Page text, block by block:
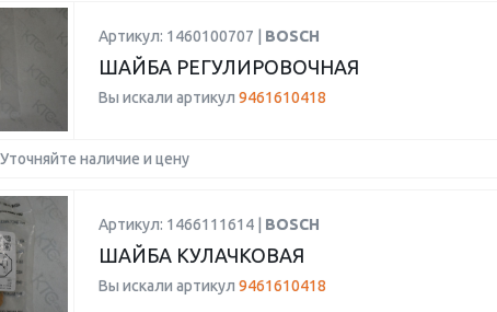
Артикул: 1460100707 | BOSCH
ШАЙБА РЕГУЛИРОВОЧНАЯ
Вы искали артикул 9461610418
наличие и цену
Артикул: 1466111614 | BOSCH
ШАЙБА КУЛАЧКОВАЯ
Вы искали артикул 9461610418